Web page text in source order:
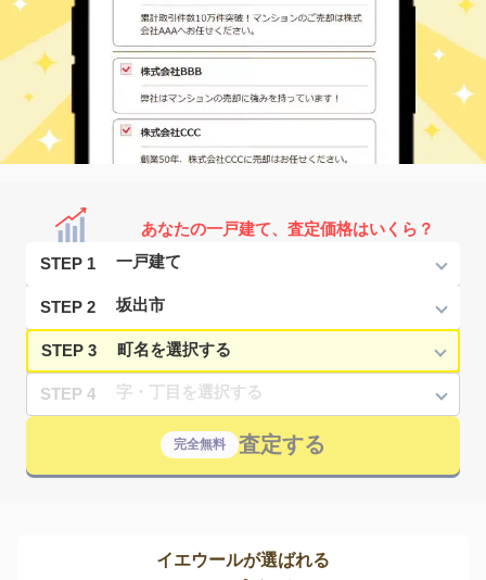
あなたの一戸建て、査定価格はいくら？
STEP 1
STEP 2
STEP 3
STEP 4
完全無料 査定する
イエウールが選ばれる